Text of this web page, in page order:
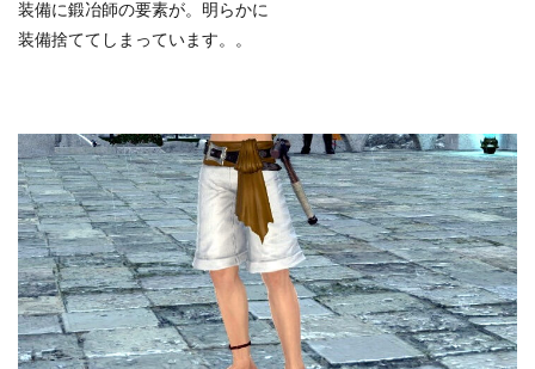
装備に鍛冶師の要素が。明らかに
装備捨ててしまっています。。